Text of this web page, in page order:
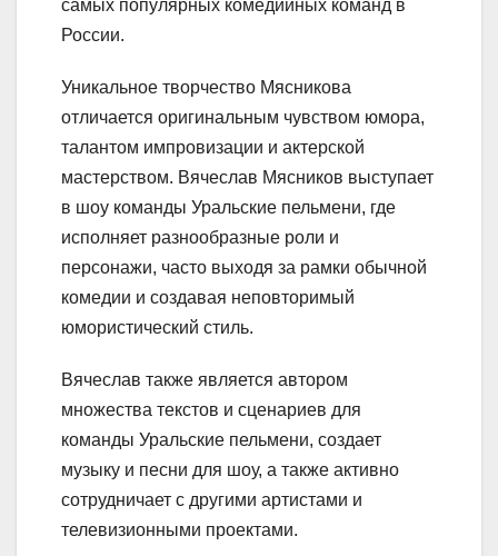
самых популярных комедийных команд в
России.
Уникальное творчество Мясникова
отличается оригинальным чувством юмора,
талантом импровизации и актерской
мастерством. Вячеслав Мясников выступает
в шоу команды Уральские пельмени, где
исполняет разнообразные роли и
персонажи, часто выходя за рамки обычной
комедии и создавая неповторимый
юмористический стиль.
Вячеслав также является автором
множества текстов и сценариев для
команды Уральские пельмени, создает
музыку и песни для шоу, а также активно
сотрудничает с другими артистами и
телевизионными проектами.